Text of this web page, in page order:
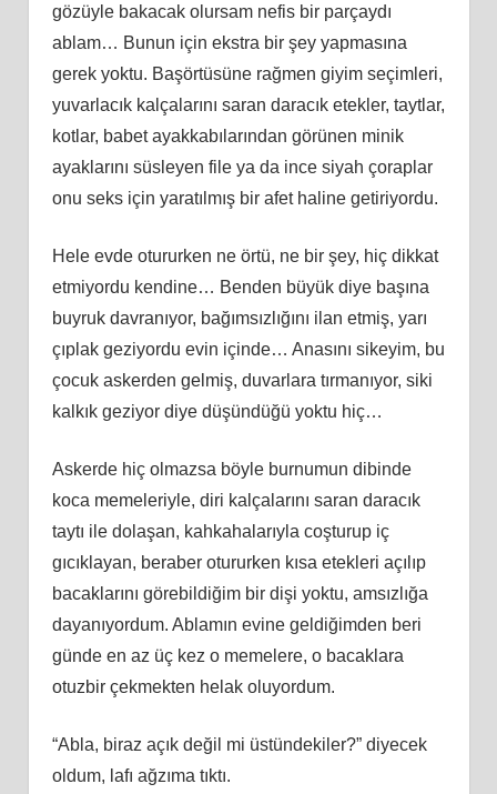
gözüyle bakacak olursam nefis bir parçaydı
ablam… Bunun için ekstra bir şey yapmasına
gerek yoktu. Başörtüsüne rağmen giyim seçimleri,
yuvarlacık kalçalarını saran daracık etekler, taytlar,
kotlar, babet ayakkabılarından görünen minik
ayaklarını süsleyen file ya da ince siyah çoraplar
onu seks için yaratılmış bir afet haline getiriyordu.
Hele evde otururken ne örtü, ne bir şey, hiç dikkat
etmiyordu kendine… Benden büyük diye başına
buyruk davranıyor, bağımsızlığını ilan etmiş, yarı
çıplak geziyordu evin içinde… Anasını sikeyim, bu
çocuk askerden gelmiş, duvarlara tırmanıyor, siki
kalkık geziyor diye düşündüğü yoktu hiç…
Askerde hiç olmazsa böyle burnumun dibinde
koca memeleriyle, diri kalçalarını saran daracık
taytı ile dolaşan, kahkahalarıyla coşturup iç
gıcıklayan, beraber otururken kısa etekleri açılıp
bacaklarını görebildiğim bir dişi yoktu, amsızlığa
dayanıyordum. Ablamın evine geldiğimden beri
günde en az üç kez o memelere, o bacaklara
otuzbir çekmekten helak oluyordum.
“Abla, biraz açık değil mi üstündekiler?” diyecek
oldum, lafı ağzıma tıktı.